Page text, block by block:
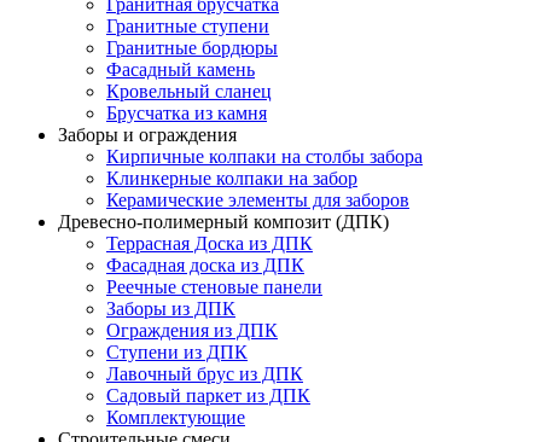
Гранитная брусчатка
Гранитные ступени
Гранитные бордюры
Фасадный камень
Кровельный сланец
Брусчатка из камня
Заборы и ограждения
Кирпичные колпаки на столбы забора
Клинкерные колпаки на забор
Керамические элементы для заборов
Древесно-полимерный композит (ДПК)
Террасная Доска из ДПК
Фасадная доска из ДПК
Реечные стеновые панели
Заборы из ДПК
Ограждения из ДПК
Ступени из ДПК
Лавочный брус из ДПК
Садовый паркет из ДПК
Комплектующие